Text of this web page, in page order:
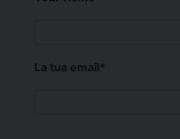
La tua email*